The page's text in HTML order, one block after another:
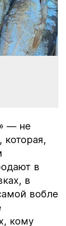
— не
которая,
в
в
вобле
кому